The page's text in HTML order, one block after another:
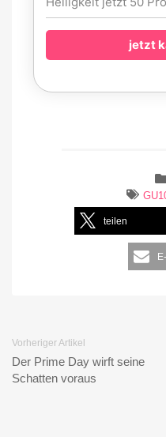
jetzt
teilen
Vorheriger Artikel
Der Prime Day wirft seine
Schatten voraus